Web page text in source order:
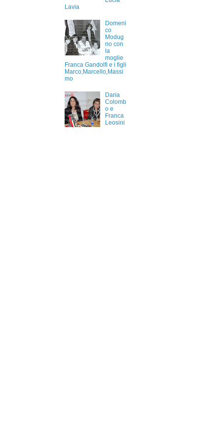
Lavia
Domeni
co
Modug
no con
la
moglie
Franca Gandolfi e i figli
Marco,Marcello,Massi
mo
Daria
Colomb
o e
Franca
Leosini